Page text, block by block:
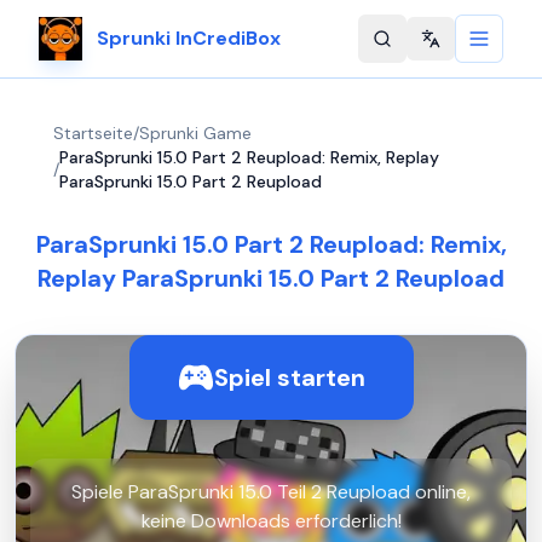
Sprunki InCrediBox Change
Startseite/Sprunki Game
/
ParaSprunki 15.0 Part 2 Reupload: Remix, Replay
ParaSprunki 15.0 Part 2 Reupload
ParaSprunki 15.0 Part 2 Reupload: Remix,
Replay ParaSprunki 15.0 Part 2 Reupload
Spiel starten
Spiele ParaSprunki 15.0 Teil 2 Reupload online,
keine Downloads erforderlich!